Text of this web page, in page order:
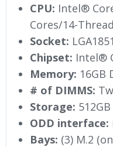
CPU: Intel®
Cores/14-
Socket: LGA1851
Chipset: Intel®
Memory: 16GB
# of DIMMS:
Storage:
ODD interface:
Bays: (3) M.2